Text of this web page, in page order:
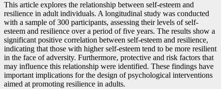
This article explores the relationship between self-esteem and
resilience in adult individuals. A longitudinal study was conducted
with a sample of 300 participants, assessing their levels of self-
esteem and resilience over a period of five years. The results show a
significant positive correlation between self-esteem and resilience,
indicating that those with higher self-esteem tend to be more resilient
in the face of adversity. Furthermore, protective and risk factors that
may influence this relationship were identified. These findings have
important implications for the design of psychological interventions
aimed at promoting resilience in adults.